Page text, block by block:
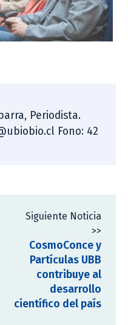
Periodista.
Fono: 42
Siguiente Noticia
>>
CosmoConce y
Partículas UBB
contribuye al
desarrollo
científico del país